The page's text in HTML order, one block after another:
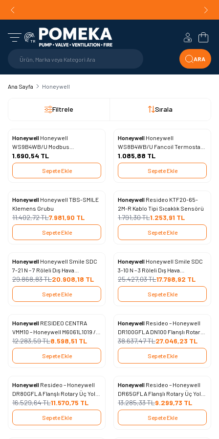
TR
ARA
Hesabım
Ana Sayfa Honeywell
Filtrele Sırala
Yeni
Favorilere Ekle
Honeywell Honeywell
WS9B4WB/U Modbus
Haberleşmeli Fancoil Termostatı
– 2 / 4 Borulu, 3 Kademeli Fan Hızı
Kontrollü, 220V FCU Termostat
1.690,54 TL
Sepete Ekle
Yeni
Favorilere Ekle
Honeywell Honeywell
WS8B4WB/U Fancoil Termostatı
– 2 / 4 Borulu, 3 Kademeli Fan Hızı
Kontrollü, 220V FCU Termostat
1.085,88 TL
Sepete Ekle
%30
Favorilere Ekle
Honeywell Honeywell TBS-SMILE
Klemens Grubu
11.402,72TL7.981,90 TL
Sepete Ekle
%30
Favorilere Ekle
Honeywell Resideo KTF20-65-
2M-R Kablo Tipi Sıcaklık Sensörü
1.791,30TL1.253,91 TL
Sepete Ekle
%30
Favorilere Ekle
Honeywell Honeywell Smile SDC
7-21 N – 7 Röleli Dış Hava
Kompanzasyonlu Kazan Kontrol
Panosu
29.868,83TL20.908,18 TL
Sepete Ekle
%30
Favorilere Ekle
Honeywell Honeywell Smile SDC
3-10 N – 3 Röleli Dış Hava
Kompanzasyonlu Kazan Kontrol
Panosu
25.427,03TL17.798,92 TL
Sepete Ekle
%30
Favorilere Ekle
Honeywell RESIDEO CENTRA
VMM10 – Honeywell M6061L1019 /
10Nm Torklu / 220 Volt Rotary
Vana Motoru
12.283,59TL8.598,51 TL
Sepete Ekle
%30
Favorilere Ekle
Honeywell Resideo – Honeywell
DR100GFLA DN100 Flanşlı Rotary
Üç Yollu Vana Gövdesi
38.637,47TL27.046,23 TL
Sepete Ekle
%30
Favorilere Ekle
Honeywell Resideo – Honeywell
DR80GFLA Flanşlı Rotary Üç Yollu
Vana Gövdesi (DN80)
16.529,64TL11.570,75 TL
Sepete Ekle
%30
Favorilere Ekle
Honeywell Resideo – Honeywell
DR65GFLA Flanşlı Rotary Üç Yollu
Vana Gövdesi (DN65)
13.285,33TL9.299,73 TL
Sepete Ekle